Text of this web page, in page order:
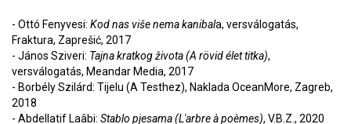
- Ottó Fenyvesi: Kod nas više nema kanibala, versválogatás,
Fraktura, Zaprešić, 2017
- János Sziveri: Tajna kratkog života (A rövid élet titka),
versválogatás, Meandar Media, 2017
- Borbély Szilárd: Tijelu (A Testhez), Naklada OceanMore, Zagreb,
2018
- Abdellatif Laâbi: Stablo pjesama (L'arbre à poèmes), V.B.Z., 2020